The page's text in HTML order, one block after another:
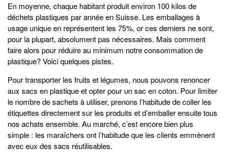
En moyenne, chaque habitant produit environ 100 kilos de
déchets plastiques par année en Suisse. Les emballages à
usage unique en représentent les 75%, or ces derniers ne sont,
pour la plupart, absolument pas nécessaires. Mais comment
faire alors pour réduire au minimum notre consommation de
plastique? Voici quelques pistes.
Pour transporter les fruits et légumes, nous pouvons renoncer
aux sacs en plastique et opter pour un sac en coton. Pour limiter
le nombre de sachets à utiliser, prenons l’habitude de coller les
étiquettes directement sur les produits et d’emballer ensuite tous
nos achats ensemble. Au marché, c’est encore bien plus
simple : les maraîchers ont l’habitude que les clients emmènent
avec eux des sacs réutilisables.